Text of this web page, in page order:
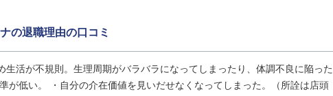
の退職理由の口コミ
生活が不規則。生理周期がバラバラになってしまったり、体調不良に陥った
が低い。 ・自分の介在価値を見いだせなくなってしまった。（所詮は店頭